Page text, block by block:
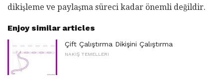
dikişleme ve paylaşma süreci kadar önemli değildir.
Enjoy similar articles
Çift Çalıştırma Dikişini Çalıştırma
NAKIŞ TEMELLERI